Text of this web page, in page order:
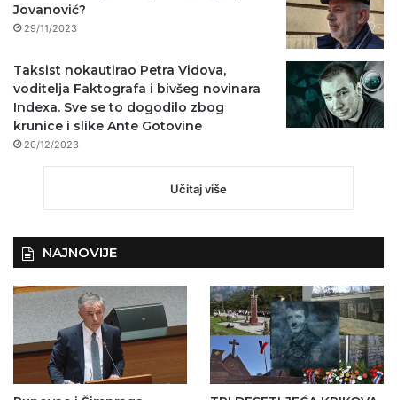
Jovanović?
29/11/2023
Taksist nokautirao Petra Vidova,
voditelja Faktografa i bivšeg novinara
Indexa. Sve se to dogodilo zbog
krunice i slike Ante Gotovine
20/12/2023
Učitaj više
NAJNOVIJE